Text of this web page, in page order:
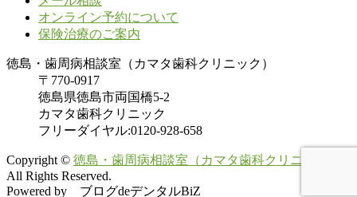
オンライン予約について
保険治療のご案内
徳島・歯周病相談室（カマタ歯科クリニック）
〒770-0917
徳島県徳島市両国橋5-2
カマタ歯科クリニック
フリーダイヤル:0120-928-658
Copyright © 徳島・歯周病相談室（カマタ歯科クリニック）
All Rights Reserved.
Powered by ブログdeデンタルBiZ